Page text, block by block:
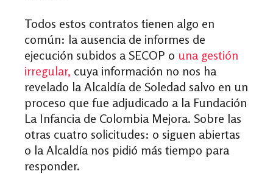
Todos estos contratos tienen algo en
común: la ausencia de informes de
ejecución subidos a SECOP o una gestión
irregular, cuya información no nos ha
revelado la Alcaldía de Soledad salvo en un
proceso que fue adjudicado a la Fundación
La Infancia de Colombia Mejora. Sobre las
otras cuatro solicitudes: o siguen abiertas
o la Alcaldía nos pidió más tiempo para
responder.